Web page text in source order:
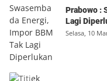
Prabowo :
Lagi
Selasa, 10